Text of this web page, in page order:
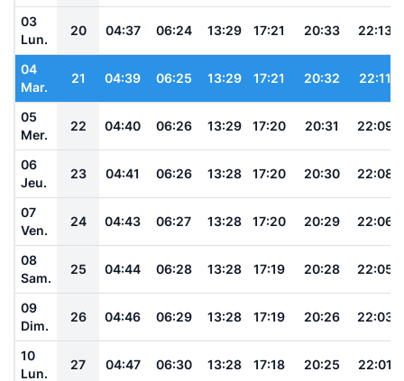
03
Lun.
20 04:37 06:24 13:29 17:21 20:33 22:13
04
Mar.
21 04:39 06:25 13:29 17:21 20:32 22:11
05
Mer.
22 04:40 06:26 13:29 17:20 20:31 22:09
06
Jeu.
23 04:41 06:26 13:28 17:20 20:30 22:08
07
Ven.
24 04:43 06:27 13:28 17:20 20:29 22:06
08
Sam.
25 04:44 06:28 13:28 17:19 20:28 22:05
09
Dim.
26 04:46 06:29 13:28 17:19 20:26 22:03
10
Lun.
27 04:47 06:30 13:28 17:18 20:25 22:01